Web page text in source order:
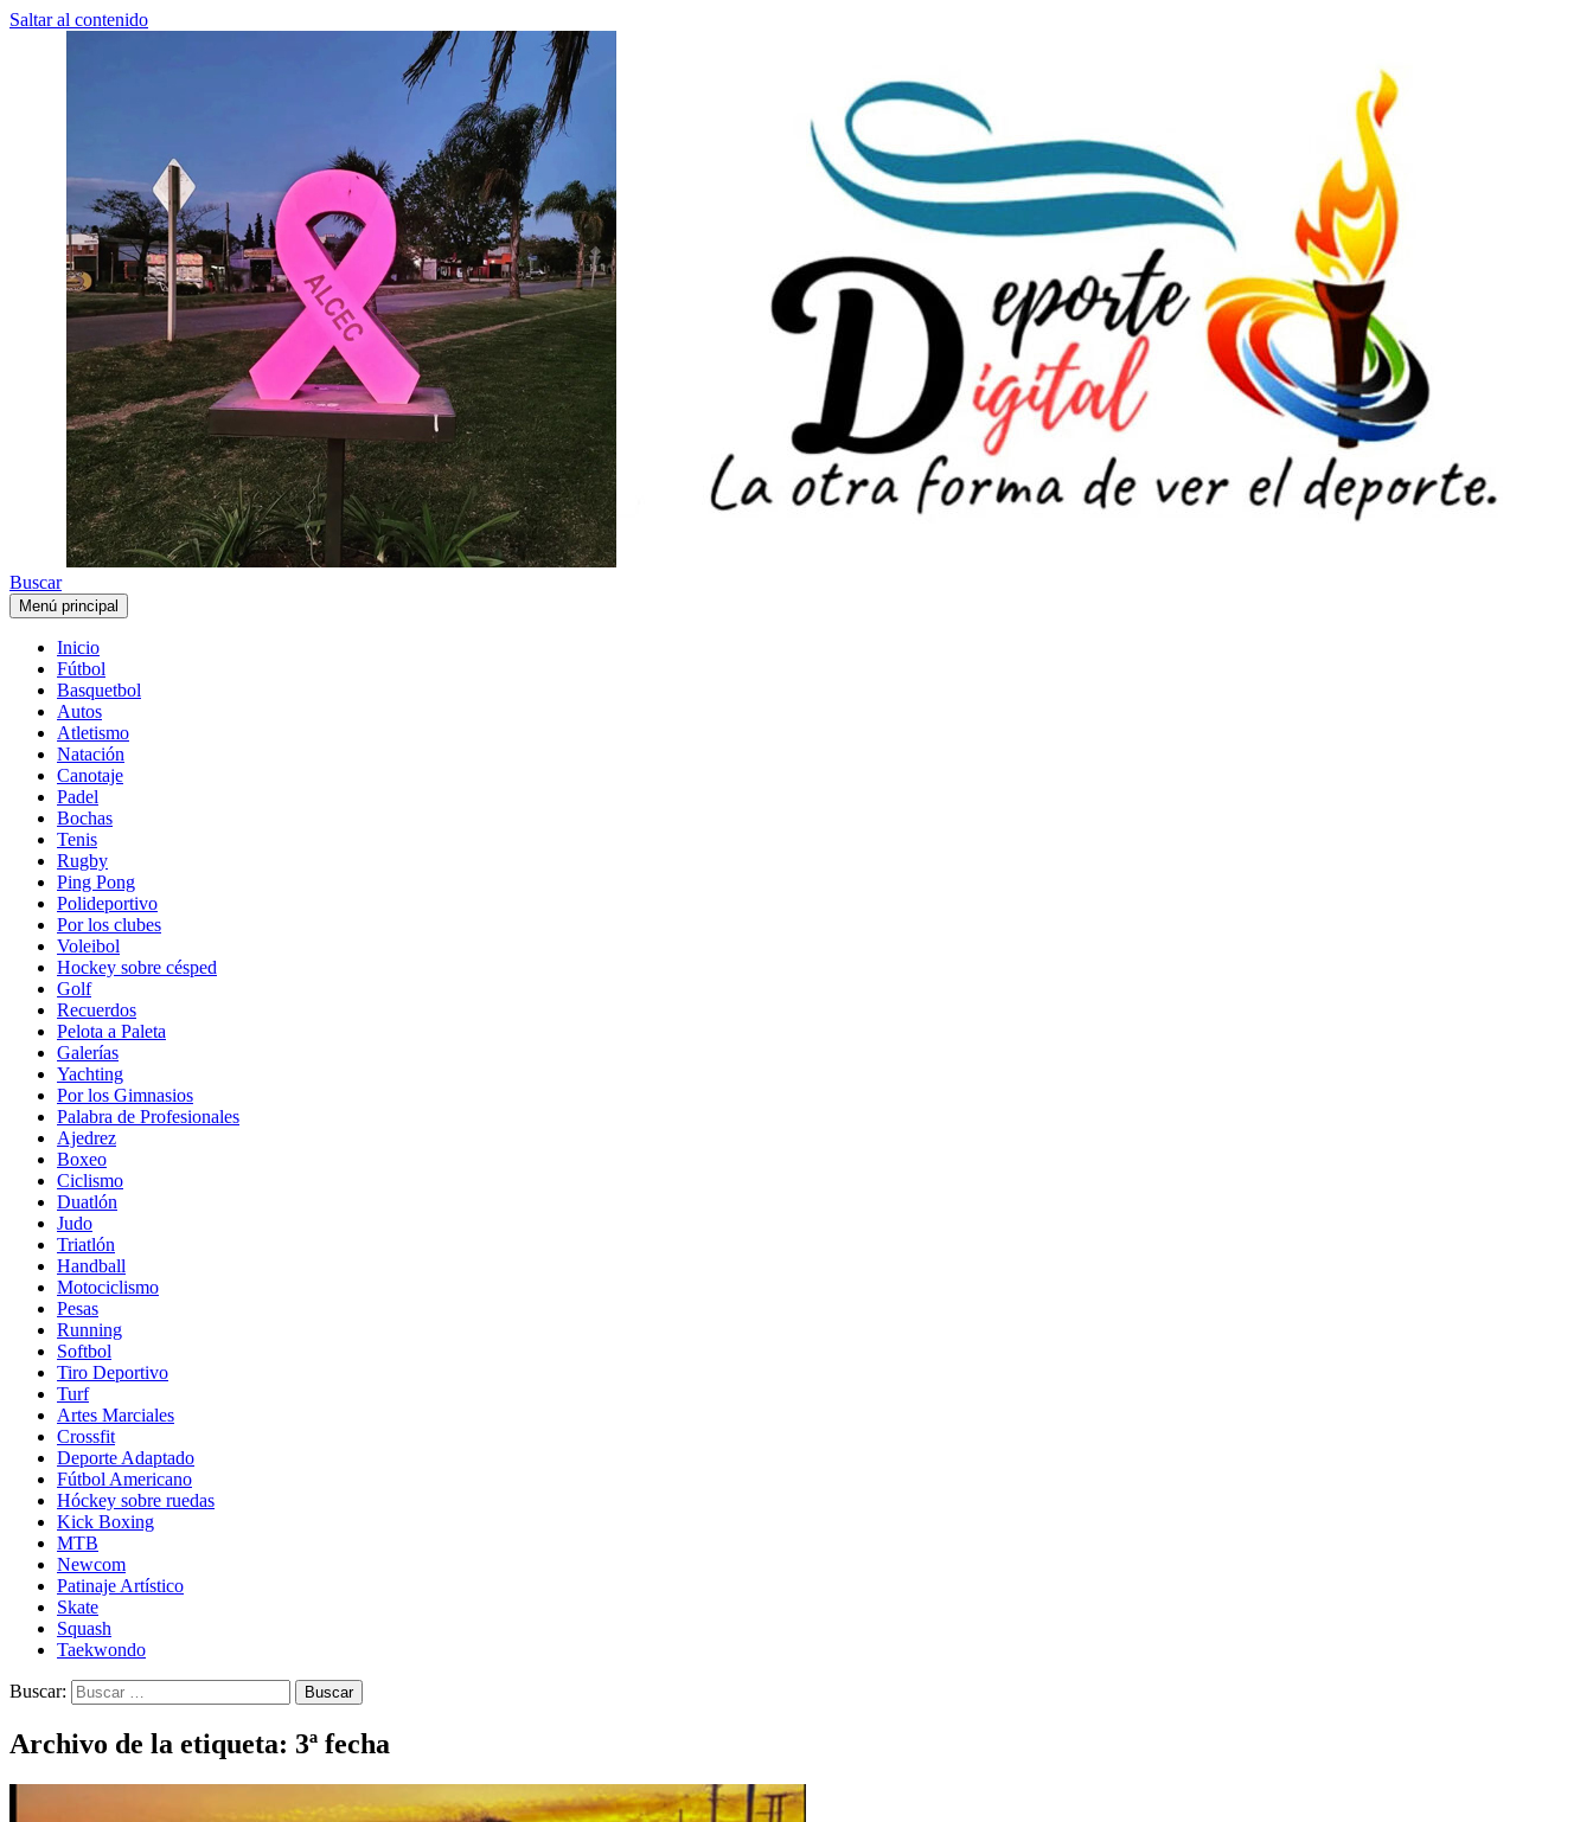
Saltar al contenido
Buscar
Menú principal
Inicio
Fútbol
Basquetbol
Autos
Atletismo
Natación
Canotaje
Padel
Bochas
Tenis
Rugby
Ping Pong
Polideportivo
Por los clubes
Voleibol
Hockey sobre césped
Golf
Recuerdos
Pelota a Paleta
Galerías
Yachting
Por los Gimnasios
Palabra de Profesionales
Ajedrez
Boxeo
Ciclismo
Duatlón
Judo
Triatlón
Handball
Motociclismo
Pesas
Running
Softbol
Tiro Deportivo
Turf
Artes Marciales
Crossfit
Deporte Adaptado
Fútbol Americano
Hóckey sobre ruedas
Kick Boxing
MTB
Newcom
Patinaje Artístico
Skate
Squash
Taekwondo
Buscar:
Archivo de la etiqueta: 3ª fecha